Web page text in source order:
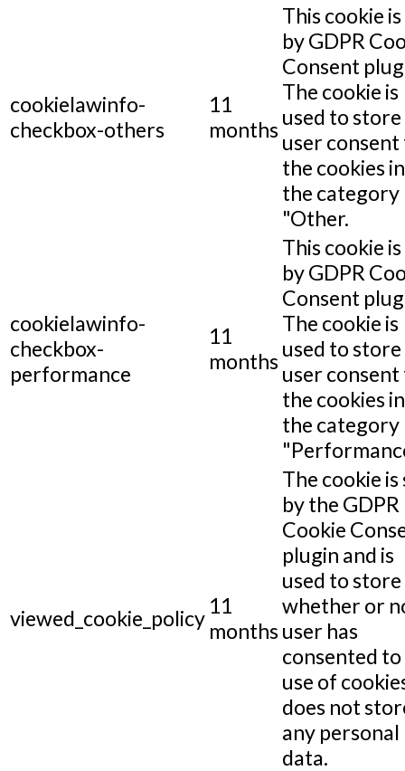
cookielawinfo-
checkbox-others
11
months
This cookie
by GDPR
Consent
The cookie is
used to
user
the cookies in
the category
"Other.
cookielawinfo-
checkbox-
performance
11
months
This cookie
by GDPR
Consent
The cookie is
used to
user
the cookies in
the category
viewed_cookie_policy 11
months
The cookie is
by the GDPR
Cookie
plugin and is
used to store
whether or
user has
consented
use of
does not
any personal
data.